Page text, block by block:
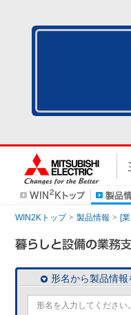
WIN2Kトップ 製品情報 [
形名から製品情報